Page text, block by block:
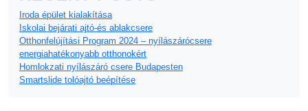
Iroda épület kialakítása
Iskolai bejárati ajtó-és ablakcsere
Otthonfelújítási Program 2024 – nyílászárócsere
energiahatékonyabb otthonokért
Homlokzati nyílászáró csere Budapesten
Smartslide tolóajtó beépítése